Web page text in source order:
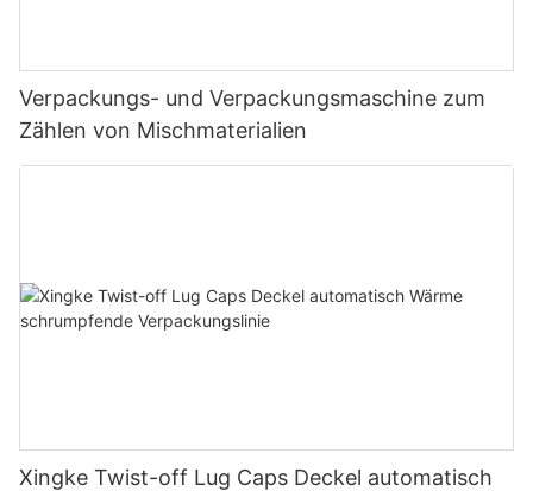
Verpackungs- und Verpackungsmaschine zum
Zählen von Mischmaterialien
Xingke Twist-off Lug Caps Deckel automatisch